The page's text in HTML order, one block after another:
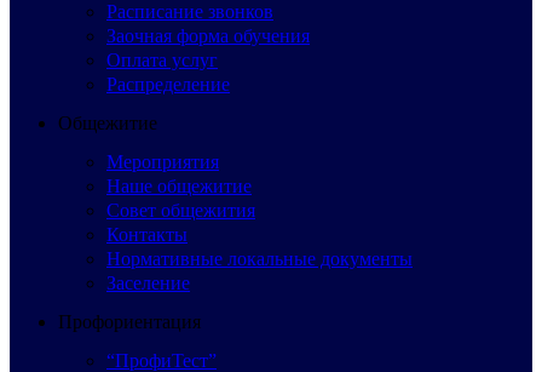
Расписание звонков
Заочная форма обучения
Оплата услуг
Распределение
Общежитие
Мероприятия
Наше общежитие
Совет общежития
Контакты
Нормативные локальные документы
Заселение
Профориентация
“ПрофиТест”